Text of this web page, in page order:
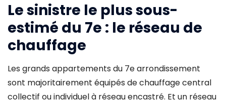
Le sinistre le plus sous-
estimé du 7e : le réseau de
chauffage
Les grands appartements du 7e arrondissement
sont majoritairement équipés de chauffage central
collectif ou individuel à réseau encastré. Et un réseau